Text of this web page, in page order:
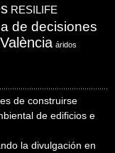
RESILIFE
de decisiones
áridos
de construirse
de edificios e
la divulgación en